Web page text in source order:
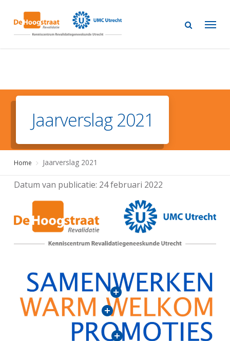
main
Jaarverslag 2021
Home Jaarverslag 2021
Datum van publicatie: 24 februari 2022